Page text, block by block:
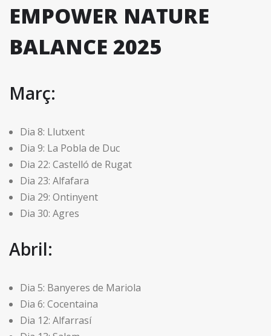
EMPOWER NATURE
BALANCE 2025
Març:
Dia 8: Llutxent
Dia 9: La Pobla de Duc
Dia 22: Castelló de Rugat
Dia 23: Alfafara
Dia 29: Ontinyent
Dia 30: Agres
Abril:
Dia 5: Banyeres de Mariola
Dia 6: Cocentaina
Dia 12: Alfarrasí